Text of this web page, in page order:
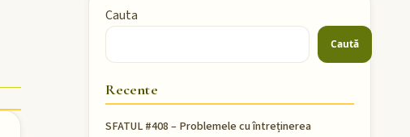
Cauta
Caută
Recente
SFATUL #408 – Problemele cu întreținerea